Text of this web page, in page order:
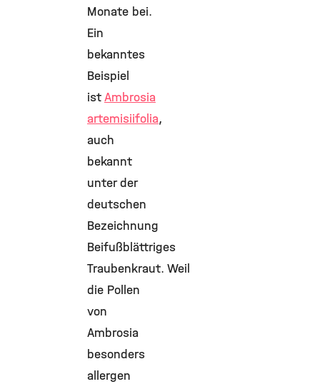
Monate bei.
Ein
bekanntes
Beispiel
istAmbrosia
artemisiifolia,
auch
bekannt
unter der
deutschen
Bezeichnung
Beifußblättriges
Traubenkraut. Weil
die Pollen
von
Ambrosia
besonders
allergen